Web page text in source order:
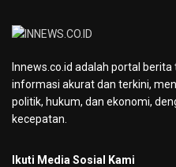
Innews.co.id adalah portal
informasi akurat dan terkini,
politik, hukum, dan ekonomi,
kecepatan.
Ikuti Media Sosial Kami